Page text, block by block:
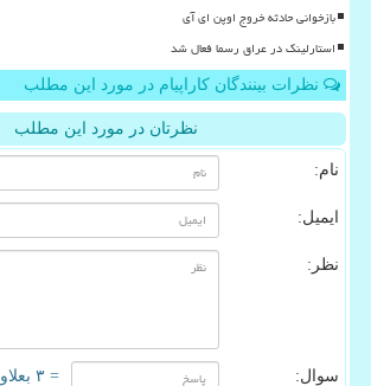
بازخوانی حادثه خروج اوپن ای آی
استارلینک در عراق رسما فعال شد
نظرات بینندگان کاراپیام در مورد این مطلب
نظرتان در مورد این مطلب
نام:
ایمیل:
نظر:
سوال: = ۳ بعلاوه ۲